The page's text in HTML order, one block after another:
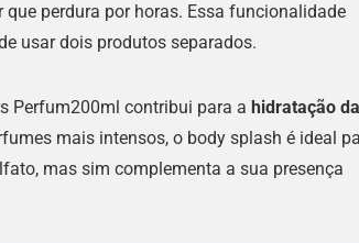
perdura por horas. Essa funcionalidade
usar dois produtos separados.
Perfum200ml contribui para a hidratação da
mais intensos, o body splash é ideal
mas sim complementa a sua presença